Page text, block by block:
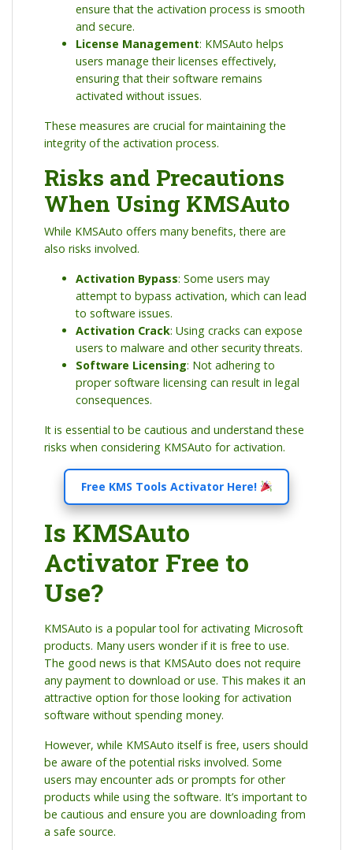
ensure that the activation process is smooth
and secure.
License Management: KMSAuto helps
users manage their licenses effectively,
ensuring that their software remains
activated without issues.
These measures are crucial for maintaining the
integrity of the activation process.
Risks and Precautions
When Using KMSAuto
While KMSAuto offers many benefits, there are
also risks involved.
Activation Bypass: Some users may
attempt to bypass activation, which can lead
to software issues.
Activation Crack: Using cracks can expose
users to malware and other security threats.
Software Licensing: Not adhering to
proper software licensing can result in legal
consequences.
It is essential to be cautious and understand these
risks when considering KMSAuto for activation.
Free KMS Tools Activator Here!
Is KMSAuto
Activator Free to
Use?
KMSAuto is a popular tool for activating Microsoft
products. Many users wonder if it is free to use.
The good news is that KMSAuto does not require
any payment to download or use. This makes it an
attractive option for those looking for activation
software without spending money.
However, while KMSAuto itself is free, users should
be aware of the potential risks involved. Some
users may encounter ads or prompts for other
products while using the software. It’s important to
be cautious and ensure you are downloading from
a safe source.